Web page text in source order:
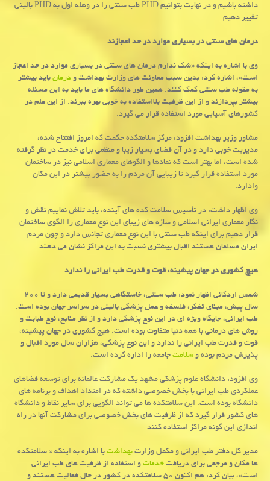
داشته باشیم و در نهایت بتوانیم PHD طب سنتی را در وهله اول به PHD بالینی
تغییر دهیم.
درمان های سنتی در بسیاری موارد در حد اعجازند
وی با اشاره به اینكه «شك ندارم درمان های سنتی در بسیاری موارد در حد اعجاز
است»، اشاره كرد: بدین سبب معاونت های وزارت بهداشت ودرمانباید بیشتر
به مقوله طب سنتی كمك كنند. همین طور دانشگاه های ما باید به این مسئله
بیشتر بپردازند و از این ظرفیت بلااستفاده به خوبی بهره ببرند. از این علم در
كشورهای آسیایی مورد استفاده قرار می گیرد.
مشاور وزیر بهداشت افزود: مركز سلامتكده حكمت كه امروز افتتاح شده،
مدیریت خوبی دارد و در آن فضای بسیار زیبا و منظمی برای خدمت در نظر گرفته
شده است، اما بهتر است كه نمادها و الگوهای معماری اسلامی نیز در ساختمان
مورد استفاده قرار گیرد تا زیبایی آن مردم را به حضور بیشتر در این مكان
وادارد.
وی اظهار داشت: در تأسیس سلامت كده های آینده، باید تلاش نماییم نقش و
نگار معماری ایرانی اسلامی و سازه های زیبای این نوع معماری را الگوی ساختمان
قرار دهیم برای اینكه طب سنتی با این نوع معماری تجانس دارد و چون مردم
ایران مسلمان هستند اقبال بیشتری نسبت به این مراكز نشان می دهند.
هیچ كشوری در جهان پیشینه، قوت و قدرت طب ایرانی را ندارد
شمس اردكانی اظهار نمود: طب سنتی، خاستگاهی بسیار قدیمی دارد و تا ۲۰۰
سال پیش، مبنای تفكر، فلسفه و عمل پزشكی بالینی در سراسر جهان بوده است.
طب ایرانی، جایگاه ویژه ای در این نوع پزشكی دارد و از نظر منابع، نوع طبابت و
روش های درمانی با همه دنیا متفاوت بوده است. هیچ كشوری در جهان پیشینه،
قوت و قدرت طب ایرانی را ندارد و این نوع پزشكی، هزاران سال مورد اقبال و
پذیرش مردم بوده وسلامتجامعه را اداره كرده است.
وی افزود: دانشگاه علوم پزشكی مشهد یك مشاركت عالمانه برای توسعه فضاهای
عملكردی طب ایرانی با بخش خصوصی داشته كه در امتداد اهداف و برنامه های
دانشگاه بوده است. این سلامتكده ها می تواند الگویی برای سایر نقاط و دانشگاه
های كشور قرار گیرد كه از ظرفیت های بخش خصوصی برای مشاركت آنها در راه
اندازی این گونه مراكز استفاده كنند.
مدیر كل دفتر طب ایرانی و مكمل وزارتبهداشتبا اشاره به اینكه « سلامتكده
ها مكان و مرجعی برای دریافتخدماتو استفاده از ظرفیت های طب ایرانی
است»، بیان كرد: هم اكنون ۵۰ سلامتكده در كشور در حال فعالیت هستند و